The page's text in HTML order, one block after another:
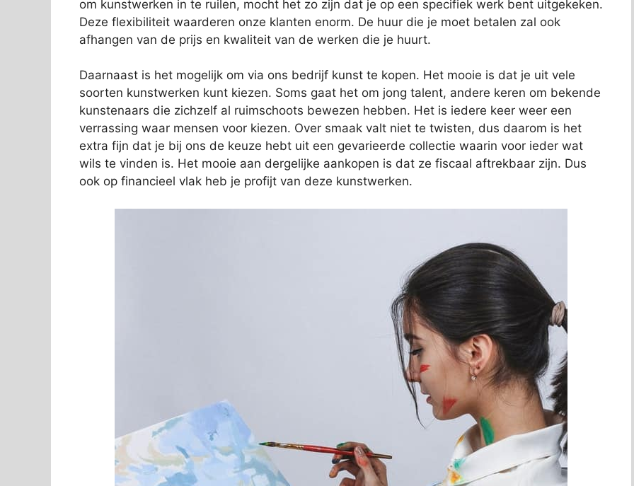
om kunstwerken in te ruilen, mocht het zo zijn dat je op een specifiek werk bent uitgekeken.
Deze flexibiliteit waarderen onze klanten enorm. De huur die je moet betalen zal ook
afhangen van de prijs en kwaliteit van de werken die je huurt.
Daarnaast is het mogelijk om via ons bedrijf kunst te kopen. Het mooie is dat je uit vele
soorten kunstwerken kunt kiezen. Soms gaat het om jong talent, andere keren om bekende
kunstenaars die zichzelf al ruimschoots bewezen hebben. Het is iedere keer weer een
verrassing waar mensen voor kiezen. Over smaak valt niet te twisten, dus daarom is het
extra fijn dat je bij ons de keuze hebt uit een gevarieerde collectie waarin voor ieder wat
wils te vinden is. Het mooie aan dergelijke aankopen is dat ze fiscaal aftrekbaar zijn. Dus
ook op financieel vlak heb je profijt van deze kunstwerken.